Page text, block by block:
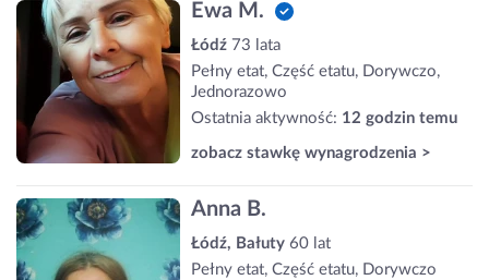
Ewa M.
Łódź 73 lata
Pełny etat, Część etatu, Dorywczo,
Jednorazowo
Ostatnia aktywność: 12 godzin temu
zobacz stawkę wynagrodzenia >
Anna B.
Łódź, Bałuty 60 lat
Pełny etat, Część etatu, Dorywczo